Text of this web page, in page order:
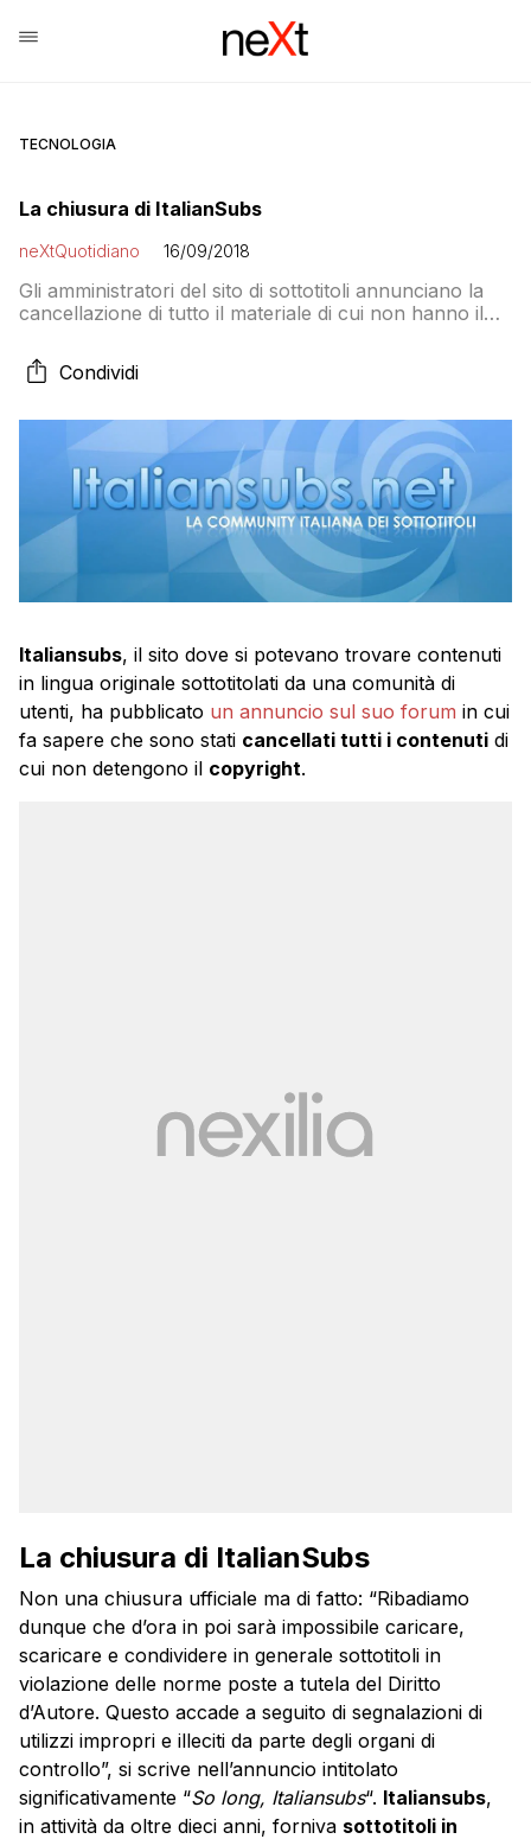
TECNOLOGIA
La chiusura di ItalianSubs
neXtQuotidiano 16/09/2018
Gli amministratori del sito di sottotitoli annunciano la
cancellazione di tutto il materiale di cui non hanno il
controllo”
Condividi
Italiansubs, il sito dove si potevano trovare contenuti
in lingua originale sottotitolati da una comunità di
utenti, ha pubblicato un annuncio sul suo forum in cui
fa sapere che sono stati cancellati tutti i contenuti di
cui non detengono il copyright.
La chiusura di ItalianSubs
Non una chiusura ufficiale ma di fatto: “Ribadiamo
dunque che d’ora in poi sarà impossibile caricare,
scaricare e condividere in generale sottotitoli in
violazione delle norme poste a tutela del Diritto
d’Autore. Questo accade a seguito di segnalazioni di
utilizzi impropri e illeciti da parte degli organi di
controllo”, si scrive nell’annuncio intitolato
significativamente “So long, Italiansubs“. Italiansubs,
in attività da oltre dieci anni, forniva sottotitoli in